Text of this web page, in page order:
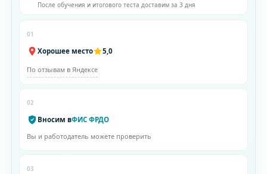
После обучения и итогового теста доставим за 3 дня
01
Хорошее место 5,0
По отзывам в Яндексе
02
Вносим вФИС ФРДО
Вы и работодатель можете проверить
03